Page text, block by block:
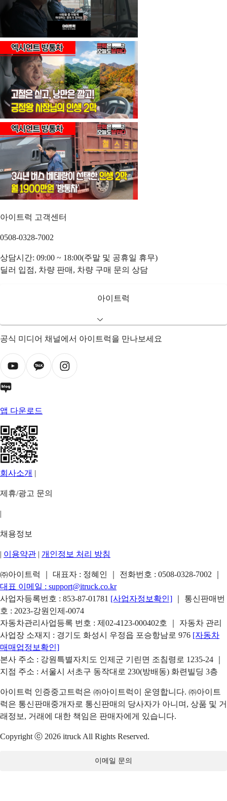
아이트럭 고객센터
0508-0328-7002
상담시간: 09:00 ~ 18:00(주말 및 공휴일 휴무)
딜러 입점, 차량 판매, 차량 구매 문의 상담
아이트럭
공식 미디어 채널에서 아이트럭을 만나보세요
앱 다운로드
회사소개 |
제휴/광고 문의
|
채용정보
| 이용약관 | 개인정보 처리 방침
㈜아이트럭 ｜ 대표자 : 정혜인 ｜ 전화번호 : 0508-0328-7002
대표 이메일 : support@itruck.co.kr
사업자등록번호 : 853-87-01781 [사업자정보확인]
｜ 통신판매번
호 : 2023-강원인제-0074
자동차관리사업등록 번호 : 제02-4123-000402호 ｜ 자동차 관리
사업장 소재지 : 경기도 화성시 우정읍 포승항남로 976 [자동차
매매업정보확인]
본사 주소 : 강원특별자치도 인제군 기린면 조침령로 1235-24 ｜
지점 주소 : 서울시 서초구 동작대로 230(방배동) 화련빌딩 3층
아이트럭 인증중고트럭은 ㈜아이트럭이 운영합니다. ㈜아이트
럭은 통신판매중개자로 통신판매의 당사자가 아니며, 상품 및 거
래정보, 거래에 대한 책임은 판매자에게 있습니다.
Copyright ⓒ 2026 itruck All Rights Reserved.
이메일 문의